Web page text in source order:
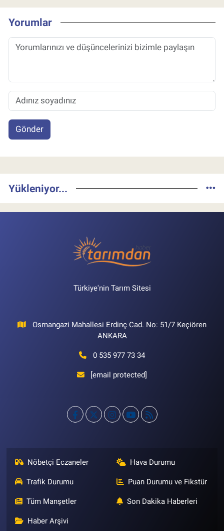
Yorumlar
Gönder
Yükleniyor...
Türkiye'nin Tarım Sitesi
Osmangazi Mahallesi Erdinç Cad. No: 51/7 Keçiören
ANKARA
0 535 977 73 34
[email protected]
Nöbetçi Eczaneler Hava Durumu
Trafik Durumu Puan Durumu ve Fikstür
Tüm Manşetler Son Dakika Haberleri
Haber Arşivi